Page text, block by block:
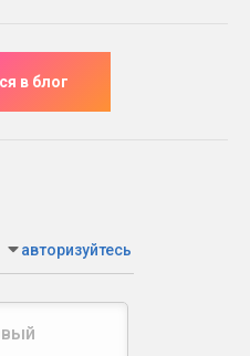
авторизуйтесь